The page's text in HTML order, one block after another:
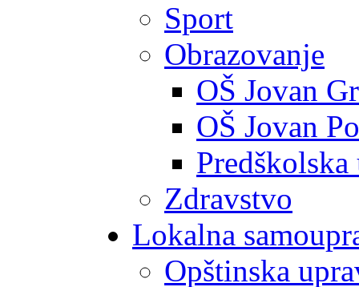
Sport
Obrazovanje
OŠ Jovan
OŠ Jovan
Predškolska
Zdravstvo
Lokalna
Opštinska